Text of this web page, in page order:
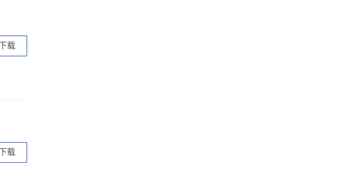
载
载